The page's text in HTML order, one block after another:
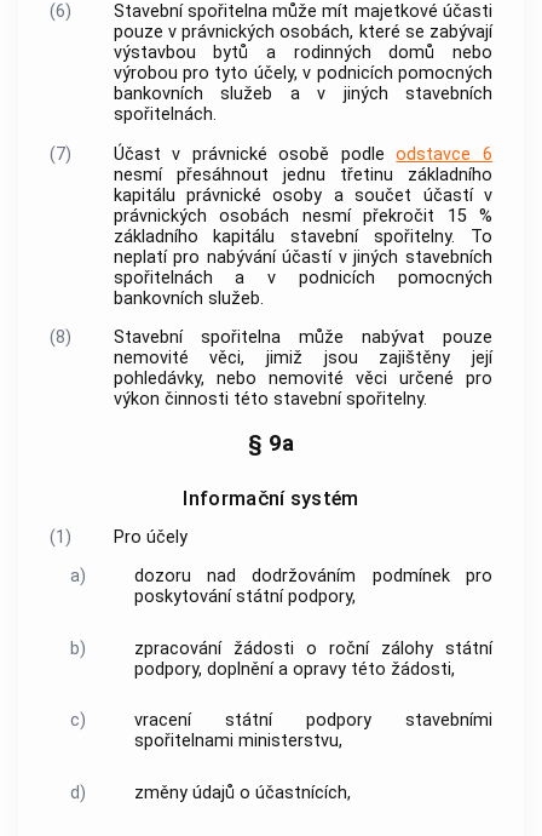
(6)
Stavební spořitelna může mít majetkové účasti
pouze v právnických osobách, které se zabývají
výstavbou bytů a rodinných domů nebo
výrobou pro tyto účely, v podnicích pomocných
bankovních služeb a v jiných stavebních
spořitelnách.
(7)
Účast v právnické osobě podleodstavce 6
nesmí přesáhnout jednu třetinu základního
kapitálu právnické osoby a součet účastí v
právnických osobách nesmí překročit 15 %
základního kapitálu stavební spořitelny. To
neplatí pro nabývání účastí v jiných stavebních
spořitelnách a v podnicích pomocných
bankovních služeb.
(8)
Stavební spořitelna může nabývat pouze
nemovité věci, jimiž jsou zajištěny její
pohledávky, nebo nemovité věci určené pro
výkon činnosti této stavební spořitelny.
§ 9a
Informační systém
(1)
Pro účely
a)
dozoru nad dodržováním podmínek pro
poskytování státní podpory,
b)
zpracování žádosti o roční zálohy státní
podpory, doplnění a opravy této žádosti,
c)
vracení státní podpory stavebními
spořitelnami ministerstvu,
d) změny údajů o účastnících,